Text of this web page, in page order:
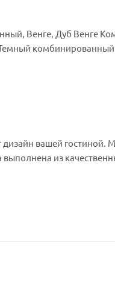
Венге, Дуб Венге
комбинированный
вашей гостиной.
из